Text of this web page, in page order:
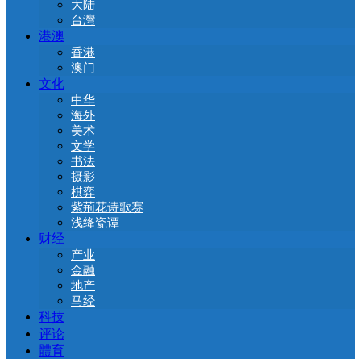
大陆
台灣
港澳
香港
澳门
文化
中华
海外
美术
文学
书法
摄影
棋弈
紫荊花诗歌赛
浅绛瓷谭
财经
产业
金融
地产
马经
科技
评论
體育